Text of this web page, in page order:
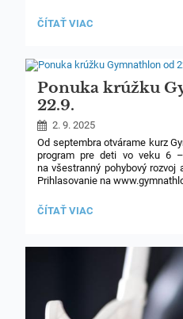
základy tvorby hier +
niekoľko termínov (fyzicky v
PONUKA
PROGRAMKO:
ČÍTAŤ VIAC
Ponuka krúžku
22.9.
2. 9. 2025
Od septembra otvárame kurz
program pre deti vo veku 6
na všestranný pohybový rozvoj
Prihlasovanie na
PONUKA
OD
ČÍTAŤ VIAC